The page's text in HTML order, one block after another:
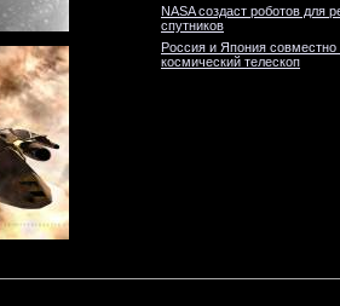
NASA создаст роботов для
спутников
Россия и Япония совместно
космический телескоп